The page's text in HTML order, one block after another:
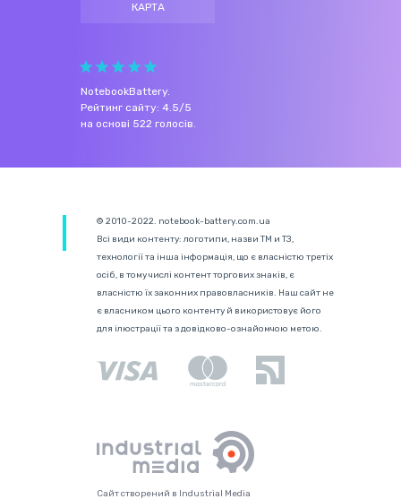
КАРТА
NotebookBattery.
Рейтинг сайту: 4.5/5
на основі 522 голосів.
© 2010-2022. notebook-battery.com.ua
Всі види контенту: логотипи, назви ТМ и ТЗ,
технології та інша інформація, що є власністю третіх
осіб, в тому числі контент торгових знаків, є
власністю їх законних правовласників. Наш сайт не
є власником цього контенту й використовує його
для ілюстрації та з довідково-ознайомчою метою.
Сайт створений в Industrial Media